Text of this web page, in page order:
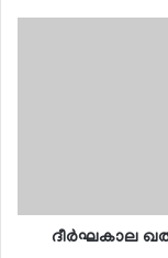
ദീര്‍ഘകാല